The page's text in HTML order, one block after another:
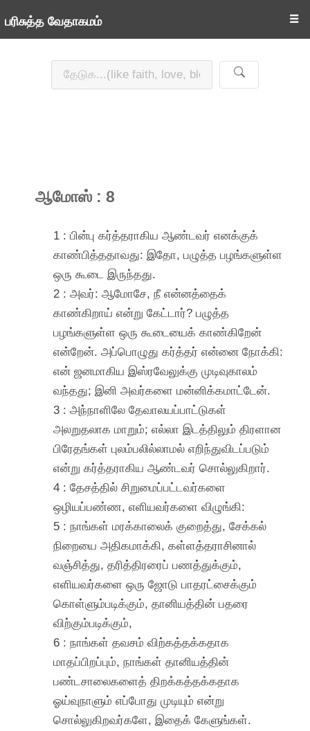
பரிசுத்த வேதாகமம் ☰
ஆமோஸ் : 8
1 : பின்பு கர்த்தராகிய ஆண்டவர் எனக்குக்
காண்பித்ததாவது: இதோ, பழுத்த பழங்களுள்ள
ஒரு கூடை இருந்தது.
2 : அவர்: ஆமோசே, நீ என்னத்தைக்
காண்கிறாய் என்று கேட்டார்? பழுத்த
பழங்களுள்ள ஒரு கூடையைக் காண்கிறேன்
என்றேன். அப்பொழுது கர்த்தர் என்னை நோக்கி:
என் ஜனமாகிய இஸ்ரவேலுக்கு முடிவுகாலம்
வந்தது; இனி அவர்களை மன்னிக்கமாட்டேன்.
3 : அந்நாளிலே தேவாலயப்பாட்டுகள்
அலறுதலாக மாறும்; எல்லா இடத்திலும் திரளான
பிரேதங்கள் புலம்பலில்லாமல் எறிந்துவிடப்படும்
என்று கர்த்தராகிய ஆண்டவர் சொல்லுகிறார்.
4 : தேசத்தில் சிறுமைப்பட்டவர்களை
ஒழியப்பண்ண, எளியவர்களை விழுங்கி:
5 : நாங்கள் மரக்காலைக் குறைத்து, சேக்கல்
நிறையை அதிகமாக்கி, கள்ளத்தராசினால்
வஞ்சித்து, தரித்திரரைப் பணத்துக்கும்,
எளியவர்களை ஒரு ஜோடு பாதரட்சைக்கும்
கொள்ளும்படிக்கும், தானியத்தின் பதரை
விற்கும்படிக்கும்,
6 : நாங்கள் தவசம் விற்கத்தக்கதாக
மாதப்பிறப்பும், நாங்கள் தானியத்தின்
பண்டசாலைகளைத் திறக்கத்தக்கதாக
ஓய்வுநாளும் எப்போது முடியும் என்று
சொல்லுகிறவர்களே, இதைக் கேளுங்கள்.